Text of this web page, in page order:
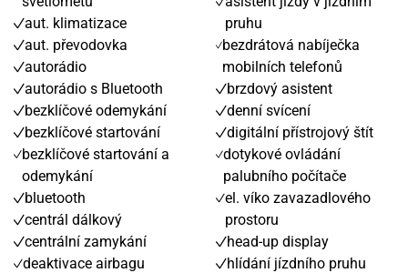
aut. klimatizace
aut. převodovka
autorádio
autorádio s Bluetooth
bezklíčové odemykání
bezklíčové startování
bezklíčové startování a
odemykání
bluetooth
centrál dálkový
centrální zamykání
deaktivace airbagu
pruhu
bezdrátová nabíječka
mobilních telefonů
brzdový asistent
denní svícení
digitální přístrojový štít
dotykové ovládání
palubního počítače
el. víko zavazadlového
prostoru
head-up display
hlídání jízdního pruhu